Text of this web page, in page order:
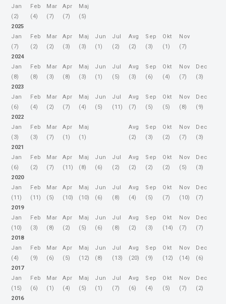
Jan
(2)
Feb
(4)
Mar
(7)
Apr
(7)
Maj
(5)
2025
Jan
(7)
Feb
(2)
Mar
(2)
Apr
(3)
Maj
(3)
Jun
(1)
Jul
(2)
Avg
(2)
Sep
(3)
Okt
(1)
Nov
(7)
2024
Jan
(8)
Feb
(8)
Mar
(3)
Apr
(8)
Maj
(3)
Jun
(1)
Jul
(5)
Avg
(3)
Sep
(6)
Okt
(4)
Nov
(7)
Dec
(3)
2023
Jan
(6)
Feb
(4)
Mar
(2)
Apr
(7)
Maj
(4)
Jun
(5)
Jul
(11)
Avg
(7)
Sep
(5)
Okt
(5)
Nov
(8)
Dec
(9)
2022
Jan
(3)
Feb
(3)
Mar
(7)
Apr
(1)
Maj
(1)
Avg
(2)
Sep
(3)
Okt
(2)
Nov
(7)
Dec
(3)
2021
Jan
(6)
Feb
(2)
Mar
(7)
Apr
(11)
Maj
(8)
Jun
(6)
Jul
(2)
Avg
(2)
Sep
(2)
Okt
(2)
Nov
(5)
Dec
(3)
2020
Jan
(11)
Feb
(11)
Mar
(5)
Apr
(10)
Maj
(10)
Jun
(6)
Jul
(8)
Avg
(4)
Sep
(5)
Okt
(7)
Nov
(10)
Dec
(7)
2019
Jan
(10)
Feb
(3)
Mar
(8)
Apr
(2)
Maj
(5)
Jun
(6)
Jul
(8)
Avg
(2)
Sep
(3)
Okt
(14)
Nov
(7)
Dec
(7)
2018
Jan
(4)
Feb
(9)
Mar
(6)
Apr
(5)
Maj
(12)
Jun
(8)
Jul
(13)
Avg
(20)
Sep
(9)
Okt
(12)
Nov
(14)
Dec
(6)
2017
Jan
(15)
Feb
(6)
Mar
(1)
Apr
(4)
Maj
(5)
Jun
(1)
Jul
(7)
Avg
(6)
Sep
(4)
Okt
(5)
Nov
(7)
Dec
(2)
2016